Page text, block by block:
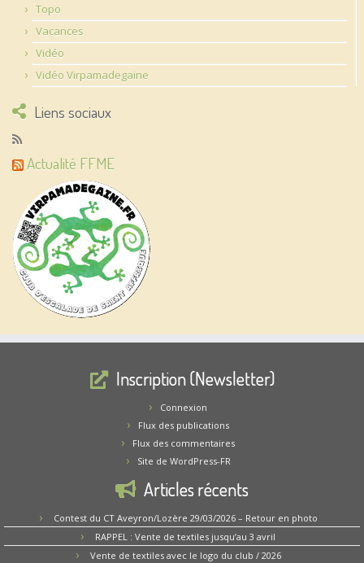
Topo
Vacances
Vidéo
Vidéo Virpamadegaine
Liens sociaux
Actualité FFME
Inscription (Newsletter)
Connexion
Flux des publications
Flux des commentaires
Site de WordPress-FR
Articles récents
Contest du CT Aveyron/Lozère 29/03/2026 – Retour en photo
RAPPEL : Vente de textiles jusqu’au 3 avril
Vente de textiles avec le logo du club / 2026